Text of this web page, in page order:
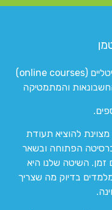
המרכז המוביל והמקצועי לקורסים דיגיטליים (online courses)
והמתמטיקה
להוציא תעודת
הפתוחה ובשאר
זמן. השיטה שלנו היא
בדיוק מה שצריך